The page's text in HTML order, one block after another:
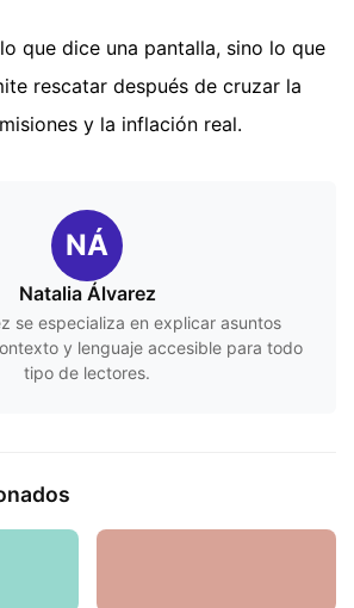
que dice una pantalla, sino lo que
rescatar después de cruzar la
y la inflación real.
NÁ
Natalia Álvarez
se especializa en explicar asuntos
y lenguaje accesible para todo
tipo de lectores.